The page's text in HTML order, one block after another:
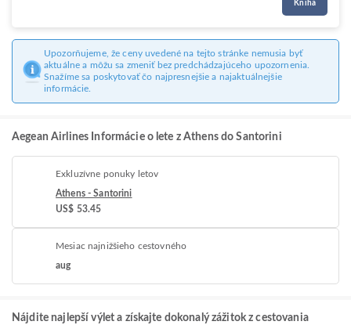
Kniha
Upozorňujeme, že ceny uvedené na tejto stránke nemusia byť
aktuálne a môžu sa zmeniť bez predchádzajúceho upozornenia.
Snažíme sa poskytovať čo najpresnejšie a najaktuálnejšie
informácie.
Aegean Airlines Informácie o lete z Athens do Santorini
Exkluzívne ponuky letov
Athens - Santorini
US$ 53.45
Mesiac najnižšieho cestovného
aug
Nájdite najlepší výlet a získajte dokonalý zážitok z cestovania